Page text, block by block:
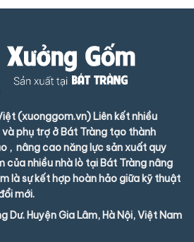
(xuonggom.vn) Liên kết nhiều
phụ trợ ở Bát Tràng tạo thành
, nâng cao năng lực sản xuất quy
của nhiều nhà lò tại Bát Tràng nâng
là sự kết hợp hoàn hảo giữa kỹ thuật
mới.
Dư. Huyện Gia Lâm, Hà Nội, Việt Nam